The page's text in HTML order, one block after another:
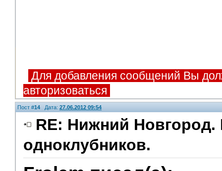
Для добавления сообщений Вы
авторизоваться
Пост #14Дата: 27.06.2012 09:54
RE: Нижний Новгород.
одноклубников.